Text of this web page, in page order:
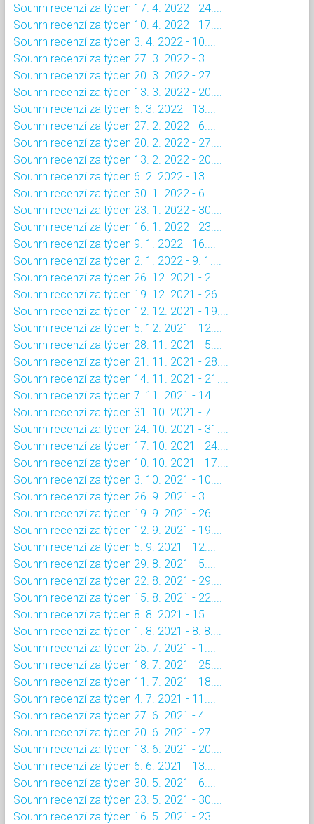
Souhrn recenzí za týden 17. 4. 2022 - 24....
Souhrn recenzí za týden 10. 4. 2022 - 17....
Souhrn recenzí za týden 3. 4. 2022 - 10....
Souhrn recenzí za týden 27. 3. 2022 - 3....
Souhrn recenzí za týden 20. 3. 2022 - 27....
Souhrn recenzí za týden 13. 3. 2022 - 20....
Souhrn recenzí za týden 6. 3. 2022 - 13....
Souhrn recenzí za týden 27. 2. 2022 - 6....
Souhrn recenzí za týden 20. 2. 2022 - 27....
Souhrn recenzí za týden 13. 2. 2022 - 20....
Souhrn recenzí za týden 6. 2. 2022 - 13....
Souhrn recenzí za týden 30. 1. 2022 - 6....
Souhrn recenzí za týden 23. 1. 2022 - 30....
Souhrn recenzí za týden 16. 1. 2022 - 23....
Souhrn recenzí za týden 9. 1. 2022 - 16....
Souhrn recenzí za týden 2. 1. 2022 - 9. 1....
Souhrn recenzí za týden 26. 12. 2021 - 2....
Souhrn recenzí za týden 19. 12. 2021 - 26....
Souhrn recenzí za týden 12. 12. 2021 - 19....
Souhrn recenzí za týden 5. 12. 2021 - 12....
Souhrn recenzí za týden 28. 11. 2021 - 5....
Souhrn recenzí za týden 21. 11. 2021 - 28....
Souhrn recenzí za týden 14. 11. 2021 - 21....
Souhrn recenzí za týden 7. 11. 2021 - 14....
Souhrn recenzí za týden 31. 10. 2021 - 7....
Souhrn recenzí za týden 24. 10. 2021 - 31....
Souhrn recenzí za týden 17. 10. 2021 - 24....
Souhrn recenzí za týden 10. 10. 2021 - 17....
Souhrn recenzí za týden 3. 10. 2021 - 10....
Souhrn recenzí za týden 26. 9. 2021 - 3....
Souhrn recenzí za týden 19. 9. 2021 - 26....
Souhrn recenzí za týden 12. 9. 2021 - 19....
Souhrn recenzí za týden 5. 9. 2021 - 12....
Souhrn recenzí za týden 29. 8. 2021 - 5....
Souhrn recenzí za týden 22. 8. 2021 - 29....
Souhrn recenzí za týden 15. 8. 2021 - 22....
Souhrn recenzí za týden 8. 8. 2021 - 15....
Souhrn recenzí za týden 1. 8. 2021 - 8. 8....
Souhrn recenzí za týden 25. 7. 2021 - 1....
Souhrn recenzí za týden 18. 7. 2021 - 25....
Souhrn recenzí za týden 11. 7. 2021 - 18....
Souhrn recenzí za týden 4. 7. 2021 - 11....
Souhrn recenzí za týden 27. 6. 2021 - 4....
Souhrn recenzí za týden 20. 6. 2021 - 27....
Souhrn recenzí za týden 13. 6. 2021 - 20....
Souhrn recenzí za týden 6. 6. 2021 - 13....
Souhrn recenzí za týden 30. 5. 2021 - 6....
Souhrn recenzí za týden 23. 5. 2021 - 30....
Souhrn recenzí za týden 16. 5. 2021 - 23....